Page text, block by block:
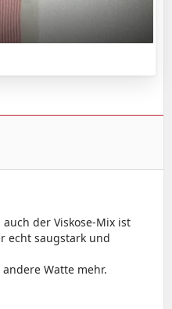
der Viskose-Mix ist
echt saugstark und
Watte mehr.